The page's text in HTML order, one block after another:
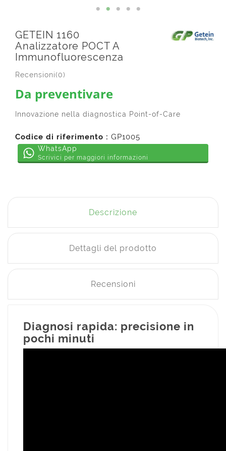
GETEIN 1160
Analizzatore POCT A
Immunofluorescenza
Recensioni(0)
Da preventivare
Innovazione nella diagnostica Point-of-Care
Codice di riferimento : GP1005
WhatsApp
Scrivici per maggiori informazioni
Descrizione
Dettagli del prodotto
Recensioni
Diagnosi rapida: precisione in
pochi minuti